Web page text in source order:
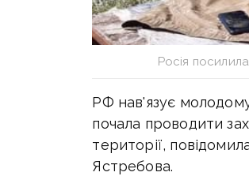
Росія
РФ нав'язує
почала проводити
території,
Ястребова.